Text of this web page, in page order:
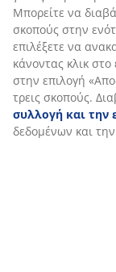
( 6)
Αποστολή